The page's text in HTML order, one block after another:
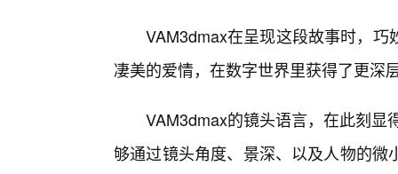
VAM3dmax在呈现这段故事时，
凄美的爱情，在数字世界里获得了更深
VAM3dmax的镜头语言，在此刻显
够通过镜头角度、景深、以及人物的